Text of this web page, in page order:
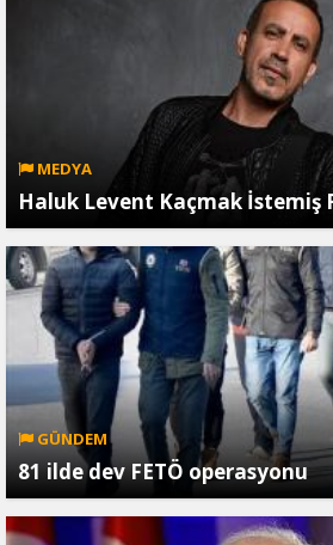
MEDYA
Haluk Levent Kaçmak İstemiş
GÜNDEM
81 ilde dev FETÖ operasyonu